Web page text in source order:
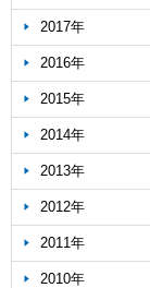
2017年
2016年
2015年
2014年
2013年
2012年
2011年
2010年